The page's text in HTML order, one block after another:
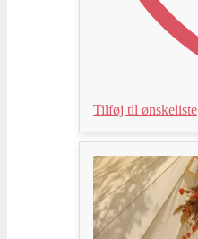
Tilføj til ønskeliste